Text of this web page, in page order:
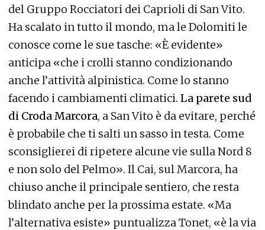
del Gruppo Rocciatori dei Caprioli di San Vito.
Ha scalato in tutto il mondo, ma le Dolomiti le
conosce come le sue tasche: «È evidente»
anticipa «che i crolli stanno condizionando
anche l’attività alpinistica. Come lo stanno
facendo i cambiamenti climatici. La parete sud
di Croda Marcora, a San Vito è da evitare, perché
è probabile che ti salti un sasso in testa. Come
sconsiglierei di ripetere alcune vie sulla Nord 8
e non solo del Pelmo». Il Cai, sul Marcora, ha
chiuso anche il principale sentiero, che resta
blindato anche per la prossima estate. «Ma
l’alternativa esiste» puntualizza Tonet, «è la via